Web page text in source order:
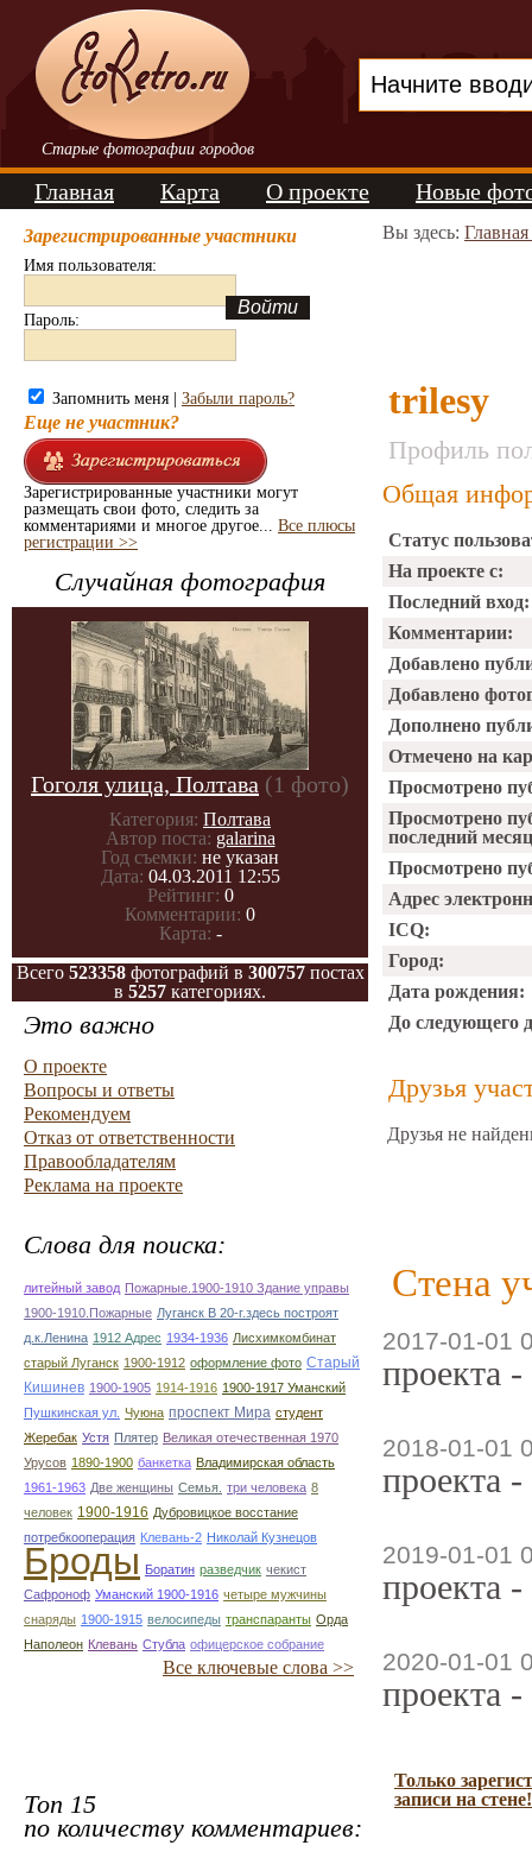
Старые фотографии городов
Главная Карта О проекте Новые
Зарегистрированные участники
Имя пользователя:
Пароль:
Запомнить меня | Забыли пароль?
Еще не участник?
Зарегистрированные участники могут
размещать свои фото, следить за
комментариями и многое другое... Все плюсы
регистрации >>
Случайная фотография
Гоголя улица, Полтава (1 фото)
Категория: Полтава
Автор поста: galarina
Год съемки: не указан
Дата: 04.03.2011 12:55
Рейтинг: 0
Комментарии: 0
Карта: -
Всего 523358фотографий в 300757постах
в 5257 категориях.
Это важно
О проекте
Вопросы и ответы
Рекомендуем
Отказ от ответственности
Правообладателям
Реклама на проекте
Слова для поиска:
литейный завод Пожарные.1900-1910 Здание управы
1900-1910.Пожарные Луганск В 20-г.здесь построят
д.к.Ленина 1912 Адрес 1934-1936 Лисхимкомбинат
старый Луганск 1900-1912 оформление фото Старый
Кишинев 1900-1905 1914-1916 1900-1917 Уманский
Пушкинская ул. Чуюна проспект Мира студент
Жеребак Устя Плятер Великая отечественная 1970
Урусов 1890-1900 банкетка Владимирская область
1961-1963 Две женщины Семья. три человека 8
человек 1900-1916 Дубровицкое восстание
потребкооперация Клевань-2 Николай Кузнецов
Броды Боратин разведчик чекист
Сафроноф Уманский 1900-1916 четыре мужчины
снаряды 1900-1915 велосипеды транспаранты Орда
Наполеон Клевань Стубла офицерское собрание
Все ключевые слова >>
Топ 15
по количеству комментариев:
Вы здесь:
trilesy
Профиль
Общая
Статус
На проекте с:
Последний вход:
Комментарии:
Добавлено
Добавлено
Дополнено
Отмечено на
Просмотрено
Просмотрено
последний
Просмотрено
Адрес
ICQ:
Город:
Дата рождения:
До следующего
Друзья
Друзья не
Стена
2017-01-01
проекта
2018-01-01
проекта
2019-01-01
проекта
2020-01-01
проекта
Только
записи на стене!